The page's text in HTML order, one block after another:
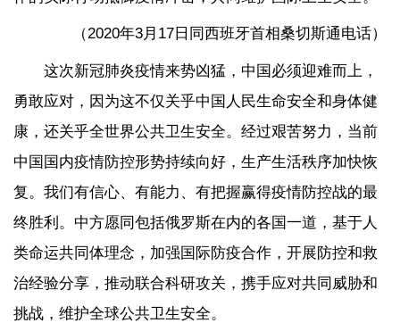
（2020年3月17日同西班牙首相桑切斯通电话）
这次新冠肺炎疫情来势凶猛，中国必须迎难而上，
勇敢应对，因为这不仅关乎中国人民生命安全和身体健
康，还关乎全世界公共卫生安全。经过艰苦努力，当前
中国国内疫情防控形势持续向好，生产生活秩序加快恢
复。我们有信心、有能力、有把握赢得疫情防控战的最
终胜利。中方愿同包括俄罗斯在内的各国一道，基于人
类命运共同体理念，加强国际防疫合作，开展防控和救
治经验分享，推动联合科研攻关，携手应对共同威胁和
挑战，维护全球公共卫生安全。